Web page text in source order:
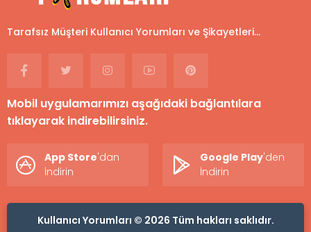
Tarafsız Müşteri Kullanıcı Yorumları ve Şikayetleri...
Mobil uygulamarımızı aşağıdaki bağlantılara
tıklayarak indirebilirsiniz.
App Store'dan
İndirin
Google Play'den
İndirin
Kullanıcı Yorumları © 2026 Tüm hakları saklıdır.